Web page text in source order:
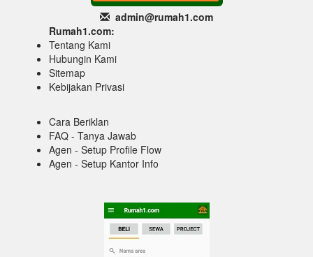
admin@rumah1.com
Rumah1.com:
Tentang Kami
Hubungin Kami
Sitemap
Kebijakan Privasi
Cara Beriklan
FAQ - Tanya Jawab
Agen - Setup Profile Flow
Agen - Setup Kantor Info